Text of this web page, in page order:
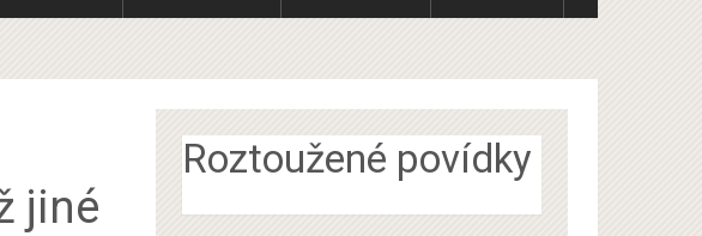
jiné
Roztoužené povídky